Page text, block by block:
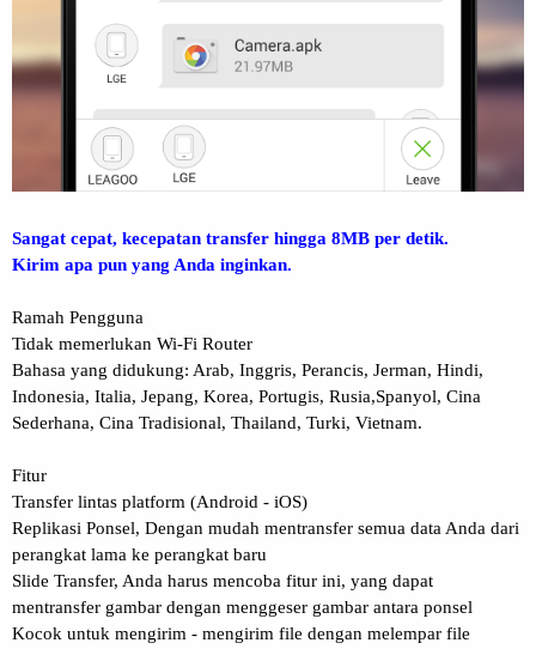
Sangat cepat, kecepatan transfer hingga 8MB per detik.
Kirim apa pun yang Anda inginkan.
Ramah Pengguna
Tidak memerlukan Wi-Fi Router
Bahasa yang didukung: Arab, Inggris, Perancis, Jerman, Hindi,
Indonesia, Italia, Jepang, Korea, Portugis, Rusia,Spanyol, Cina
Sederhana, Cina Tradisional, Thailand, Turki, Vietnam.
Fitur
Transfer lintas platform (Android - iOS)
Replikasi Ponsel, Dengan mudah mentransfer semua data Anda dari
perangkat lama ke perangkat baru
Slide Transfer, Anda harus mencoba fitur ini, yang dapat
mentransfer gambar dengan menggeser gambar antara ponsel
Kocok untuk mengirim - mengirim file dengan melempar file